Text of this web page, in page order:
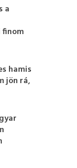
a
finom
hamis
jön rá,